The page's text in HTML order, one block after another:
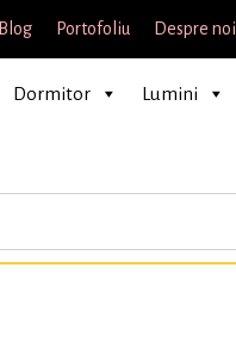
Blog Portofoliu Despre noi
Dormitor Lumini